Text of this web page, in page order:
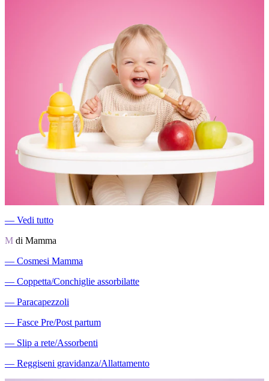
― Vedi tutto
M di Mamma
― Cosmesi Mamma
― Coppetta/Conchiglie assorbilatte
― Paracapezzoli
― Fasce Pre/Post partum
― Slip a rete/Assorbenti
― Reggiseni gravidanza/Allattamento